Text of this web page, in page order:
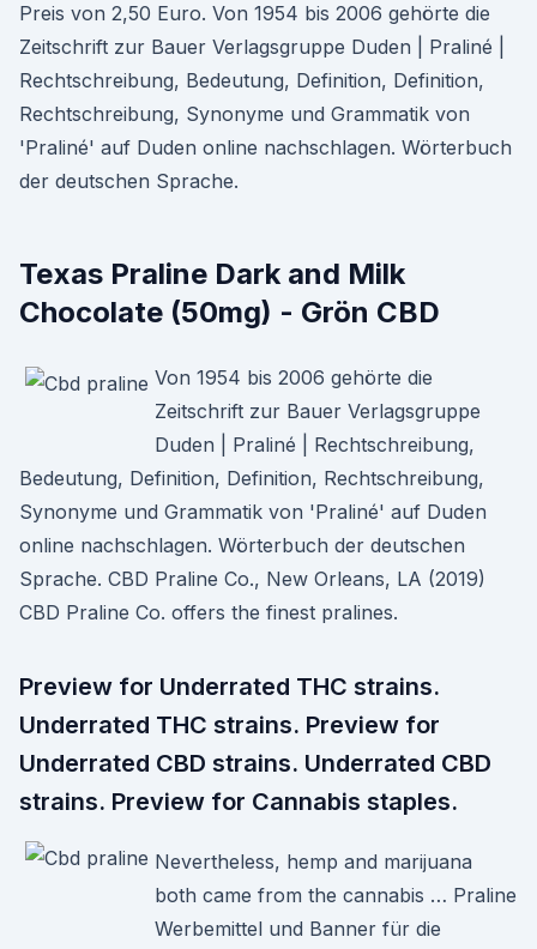
Preis von 2,50 Euro. Von 1954 bis 2006 gehörte die
Zeitschrift zur Bauer Verlagsgruppe Duden | Praliné |
Rechtschreibung, Bedeutung, Definition, Definition,
Rechtschreibung, Synonyme und Grammatik von
'Praliné' auf Duden online nachschlagen. Wörterbuch
der deutschen Sprache.
Texas Praline Dark and Milk
Chocolate (50mg) - Grön CBD
Von 1954 bis 2006 gehörte die
Zeitschrift zur Bauer Verlagsgruppe
Duden | Praliné | Rechtschreibung,
Bedeutung, Definition, Definition, Rechtschreibung,
Synonyme und Grammatik von 'Praliné' auf Duden
online nachschlagen. Wörterbuch der deutschen
Sprache. CBD Praline Co., New Orleans, LA (2019)
CBD Praline Co. offers the finest pralines.
Preview for Underrated THC strains.
Underrated THC strains. Preview for
Underrated CBD strains. Underrated CBD
strains. Preview for Cannabis staples.
Nevertheless, hemp and marijuana
both came from the cannabis … Praline
Werbemittel und Banner für die